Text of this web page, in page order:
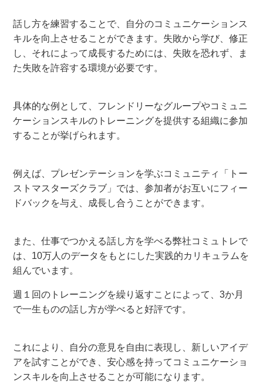
話し方を練習することで、自分のコミュニケーションス
キルを向上させることができます。失敗から学び、修正
し、それによって成長するためには、失敗を恐れず、ま
た失敗を許容する環境が必要です。
具体的な例として、フレンドリーなグループやコミュニ
ケーションスキルのトレーニングを提供する組織に参加
することが挙げられます。
例えば、プレゼンテーションを学ぶコミュニティ「トー
ストマスターズクラブ」では、参加者がお互いにフィー
ドバックを与え、成長し合うことができます。
また、仕事でつかえる話し方を学べる弊社コミュトレで
は、10万人のデータをもとにした実践的カリキュラムを
組んでいます。
週１回のトレーニングを繰り返すことによって、3か月
で一生ものの話し方が学べると好評です。
これにより、自分の意見を自由に表現し、新しいアイデ
アを試すことができ、安心感を持ってコミュニケーショ
ンスキルを向上させることが可能になります。